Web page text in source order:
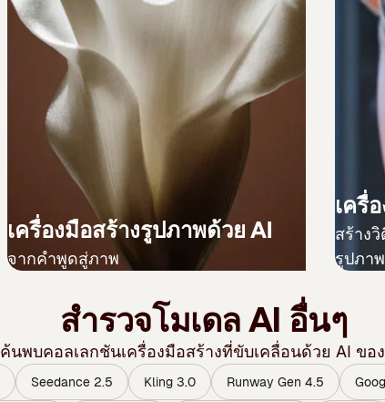
เครื่องมือสร้างรูปภาพด้วย AI
จากคำพูดสู่ภาพ
เครื่
สร้าง
รูปภาพ
สำรวจโมเดล AI อื่นๆ
ค้นพบคอลเลกชันเครื่องมือสร้างที่ขับเคลื่อนด้วย AI ของ
Seedance 2.5 Kling 3.0 Runway Gen 4.5